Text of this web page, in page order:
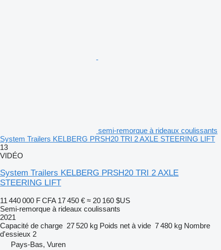
semi-remorque à rideaux coulissants
System Trailers KELBERG PRSH20 TRI 2 AXLE STEERING LIFT
13
VIDÉO
System Trailers KELBERG PRSH20 TRI 2 AXLE
STEERING LIFT
11 440 000 F CFA 17 450 € ≈ 20 160 $US
Semi-remorque à rideaux coulissants
2021
Capacité de charge 27 520 kg Poids net à vide 7 480 kg Nombre
d'essieux 2
Pays-Bas, Vuren